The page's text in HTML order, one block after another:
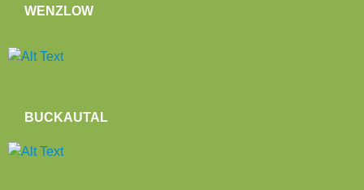
WENZLOW
BUCKAUTAL